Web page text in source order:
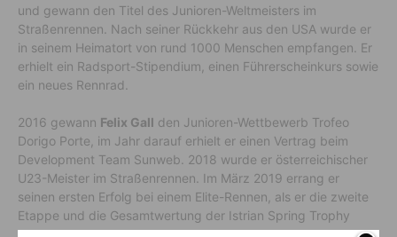
und gewann den Titel des Junioren-Weltmeisters im
Straßenrennen. Nach seiner Rückkehr aus den USA wurde er
in seinem Heimatort von rund 1000 Menschen empfangen. Er
erhielt ein Radsport-Stipendium, einen Führerscheinkurs sowie
ein neues Rennrad.
2016 gewann Felix Gall den Junioren-Wettbewerb Trofeo
Dorigo Porte, im Jahr darauf erhielt er einen Vertrag beim
Development Team Sunweb. 2018 wurde er österreichischer
U23-Meister im Straßenrennen. Im März 2019 errang er
seinen ersten Erfolg bei einem Elite-Rennen, als er die zweite
Etappe und die Gesamtwertung der Istrian Spring Trophy
gewann.